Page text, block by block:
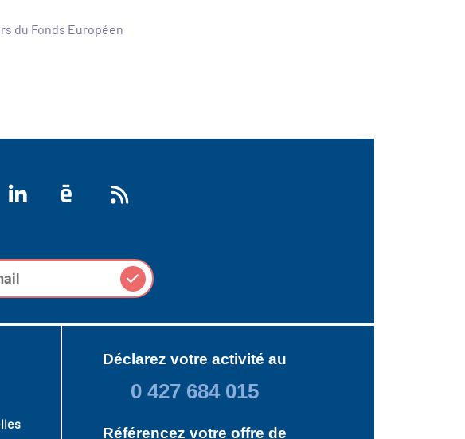
du Fonds Européen
Déclarez votre activité au
0 427 684 015
Référencez votre offre de